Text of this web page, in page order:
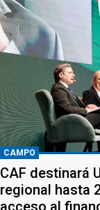
CAMPO
CAF destinará
regional hasta